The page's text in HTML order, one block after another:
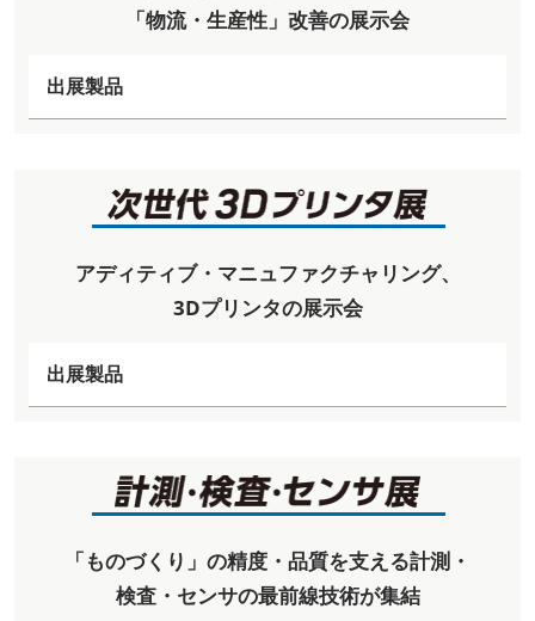
「物流・生産性」改善の展示会
出展製品
アディティブ・マニュファクチャリング、
3Dプリンタの展示会
出展製品
「ものづくり」の精度・品質を支える計測・
検査・センサの最前線技術が集結